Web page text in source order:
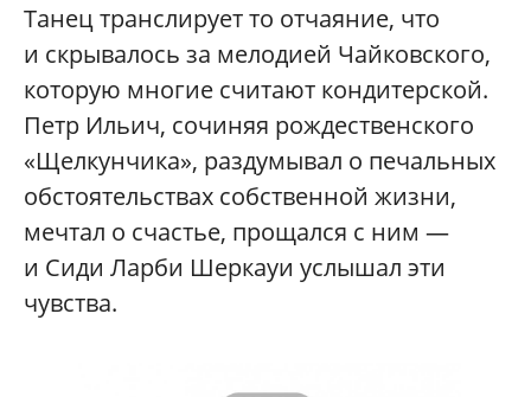
Танец транслирует то отчаяние, что
и скрывалось за мелодией Чайковского,
которую многие считают кондитерской.
Петр Ильич, сочиняя рождественского
«Щелкунчика», раздумывал о печальных
обстоятельствах собственной жизни,
мечтал о счастье, прощался с ним —
и Сиди Ларби Шеркауи услышал эти
чувства.